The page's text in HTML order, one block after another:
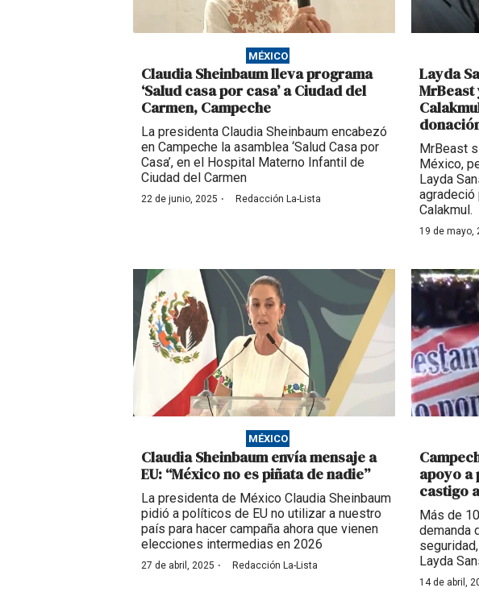
MÉXICO
Claudia Sheinbaum lleva programa
‘Salud casa por casa’ a Ciudad del
Carmen, Campeche
La presidenta Claudia Sheinbaum encabezó
en Campeche la asamblea ‘Salud Casa por
Casa’, en el Hospital Materno Infantil de
Ciudad del Carmen
22 de junio, 2025 · Redacción La-Lista
Layda
MrBeast
México,
Layda
agradeció
Calakmul.
19 de mayo,
MÉXICO
Claudia Sheinbaum envía mensaje a
EU: “México no es piñata de nadie”
La presidenta de México Claudia Sheinbaum
pidió a políticos de EU no utilizar a nuestro
país para hacer campaña ahora que vienen
elecciones intermedias en 2026
27 de abril, 2025 · Redacción La-Lista
apoyo a
castigo
Más de
demanda
Layda
14 de abril,